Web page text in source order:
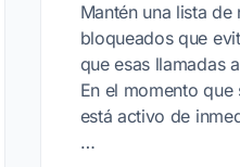
Mantén una lista
bloqueados que
que esas llamadas
En el momento
está activo de
…